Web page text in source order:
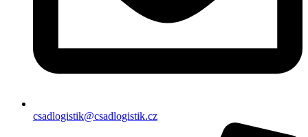
csadlogistik@csadlogistik.cz